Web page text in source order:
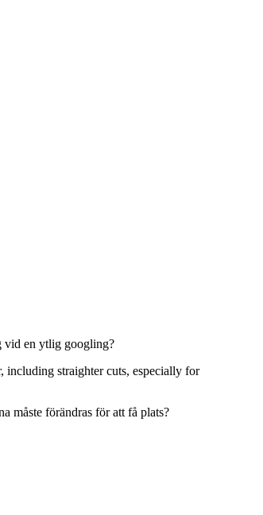
vid en ytlig googling?
including straighter cuts, especially for
måste förändras för att få plats?